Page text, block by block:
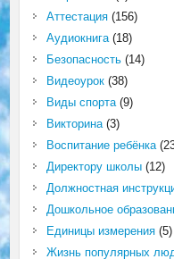
Аттестация(156)
Аудиокнига(18)
Безопасность(14)
Видеоурок(38)
Виды спорта(9)
Викторина(3)
Воспитание ребёнка
Директору школы(12)
Должностная
Дошкольное
Единицы измерения(5)
Жизнь популярных